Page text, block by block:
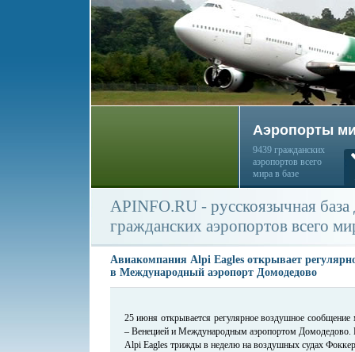
Аэропорты
9439 гражданских
аэропортов всего
мира в базе
APINFO.RU - русскоязычная
гражданских аэропортов всего
Авиакомпания Alpi Eagles открывает
в Международный аэропорт Домодедово
25 июня открывается регулярное воздушное
– Венецией и Международным аэропортом Домодедово.
Alpi Eagles трижды в неделю на воздушных судах